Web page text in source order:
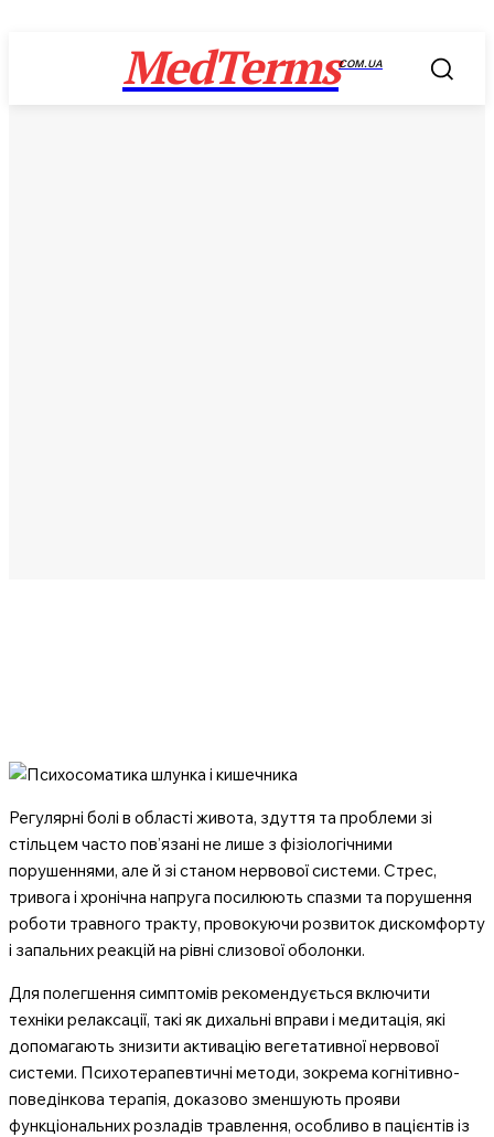
MedTermsCOM.UA
Регулярні болі в області живота, здуття та проблеми зі
стільцем часто пов’язані не лише з фізіологічними
порушеннями, але й зі станом нервової системи. Стрес,
тривога і хронічна напруга посилюють спазми та порушення
роботи травного тракту, провокуючи розвиток дискомфорту
і запальних реакцій на рівні слизової оболонки.
Для полегшення симптомів рекомендується включити
техніки релаксації, такі як дихальні вправи і медитація, які
допомагають знизити активацію вегетативної нервової
системи. Психотерапевтичні методи, зокрема когнітивно-
поведінкова терапія, доказово зменшують прояви
функціональних розладів травлення, особливо в пацієнтів із